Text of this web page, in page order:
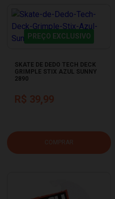
PREÇO EXCLUSIVO
SKATE DE DEDO TECH DECK
GRIMPLE STIX AZUL SUNNY
2890
R$ 39,99
COMPRAR